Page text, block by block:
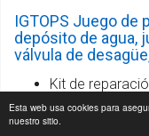
Esta web usa cookies para
nuestro sitio.
IGTOPS Juego de
depósito de agua,
válvula de
Kit de
reparación de